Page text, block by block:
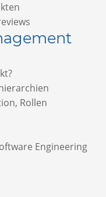
Rollen
Engineering